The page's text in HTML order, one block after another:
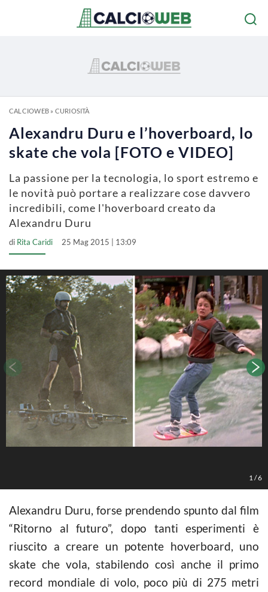
CALCIOWEB» CURIOSITÀ
Alexandru Duru e l’hoverboard, lo
skate che vola [FOTO e VIDEO]
La passione per la tecnologia, lo sport estremo e
le novità può portare a realizzare cose davvero
incredibili, come l'hoverboard creato da
Alexandru Duru
di Rita Caridi 25 Mag 2015 | 13:09
1 /6
Alexandru Duru, forse prendendo spunto dal film
“Ritorno al futuro”, dopo tanti esperimenti è
riuscito a creare un potente hoverboard, uno
skate che vola, stabilendo così anche il primo
record mondiale di volo, poco più di 275 metri